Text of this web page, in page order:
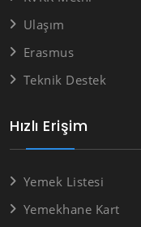
Hızlı Erişim
Yemek Listesi
Yemekhane Kart
Ulaşım
Erasmus
Teknik Destek